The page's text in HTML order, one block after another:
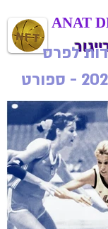
ANAT
לפרס